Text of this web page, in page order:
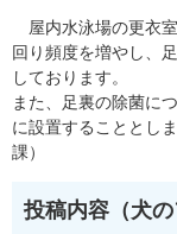
屋内水泳場の更衣
回り頻度を増やし、
しております。
また、足裏の除菌に
に設置することとし
課）
投稿内容（犬の